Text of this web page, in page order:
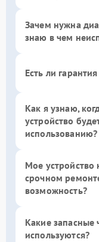
Зачем нужна
знаю в чем
Есть ли
Как я узнаю,
устройство
использованию?
Мое устройство
срочном
возможность?
Какие запасные
используются?